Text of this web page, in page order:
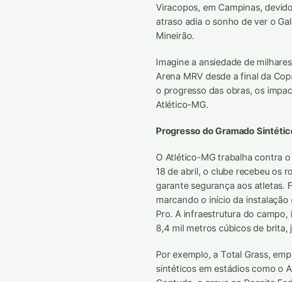
Viracopos, em Campinas,
atraso adia o sonho de ver o
Mineirão.
Imagine a ansiedade de
Arena MRV desde a final da
o progresso das obras, os
Atlético-MG.
Progresso do Gramado
O Atlético-MG trabalha contra
18 de abril, o clube recebeu os
garante segurança aos atletas.
marcando o início da
Pro. A infraestrutura do
8,4 mil metros cúbicos de brita,
Por exemplo, a Total Grass,
sintéticos em estádios como o